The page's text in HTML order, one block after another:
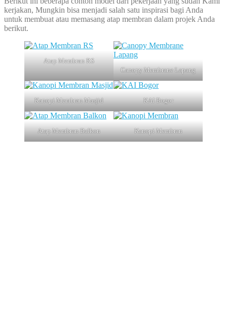
kerjakan, Mungkin bisa menjadi salah satu inspirasi bagi Anda
untuk membuat atau memasang atap membran dalam projek Anda
berikut.
Atap Membran RS
Canopy Membrane Lapang
Kanopi Membran Masjid KAI Bogor
Atap Membran Balkon Kanopi Membran